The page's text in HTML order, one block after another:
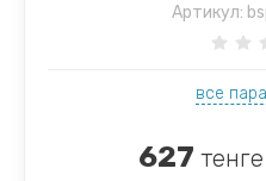
Артикул:
все
627